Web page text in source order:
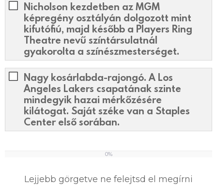
Nicholson kezdetben az MGM
képregény osztályán dolgozott mint
kifutófiú, majd később a Players Ring
Theatre nevű színtársulatnál
gyakorolta a színészmesterséget.
Nagy kosárlabda-rajongó. A Los
Angeles Lakers csapatának szinte
mindegyik hazai mérkőzésére
kilátogat. Saját széke van a Staples
Center első sorában.
0%
Lejjebb görgetve ne felejtsd el megírni